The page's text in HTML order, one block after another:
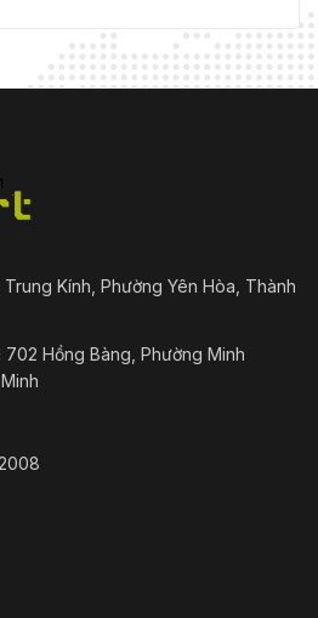
Kính, Phường Yên Hòa, Thành
Hồng Bàng, Phường Minh